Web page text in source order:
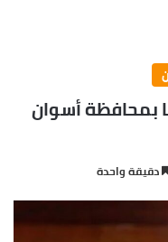
بمحافظة أسوان
دقيقة واحدة